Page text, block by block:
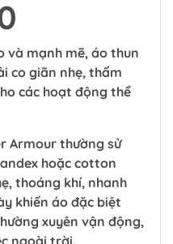
và mạnh mẽ, áo thun
co giãn nhẹ, thấm
các hoạt động thể
Armour thường sử
hoặc cotton
thoáng khí, nhanh
khiến áo đặc biệt
xuyên vận động,
ngoài trời.